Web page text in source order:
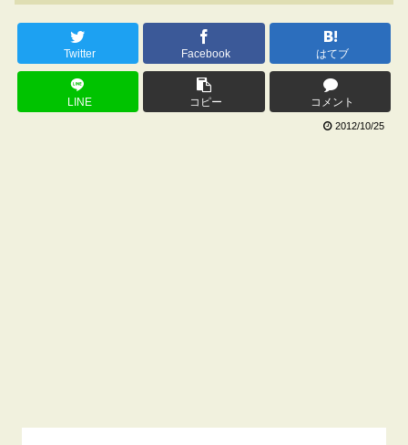
Twitter Facebook はてブ
LINE コピー コメント
2012/10/25